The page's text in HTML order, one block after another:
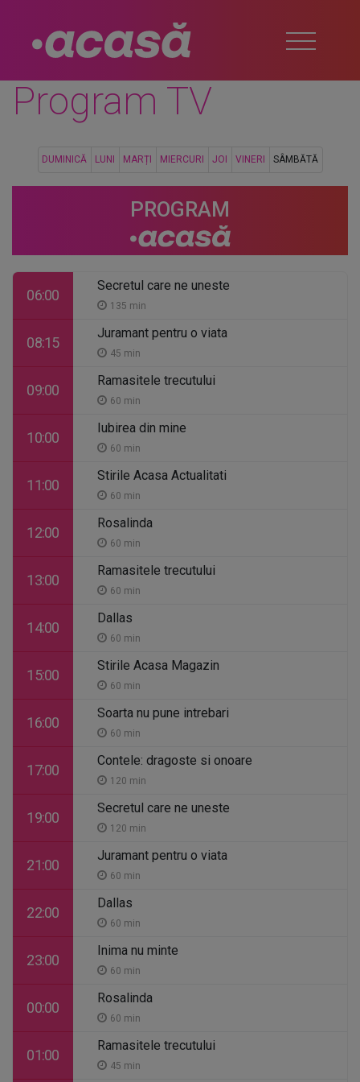
Program TV
DUMINICĂ LUNI MARȚI MIERCURI JOI VINERI SÂMBĂTĂ
PROGRAM
06:00
Secretul care ne uneste
135 min
08:15
Juramant pentru o viata
45 min
09:00
Ramasitele trecutului
60 min
10:00
Iubirea din mine
60 min
11:00
Stirile Acasa Actualitati
60 min
12:00
Rosalinda
60 min
13:00
Ramasitele trecutului
60 min
14:00
Dallas
60 min
15:00
Stirile Acasa Magazin
60 min
16:00
Soarta nu pune intrebari
60 min
17:00
Contele: dragoste si onoare
120 min
19:00
Secretul care ne uneste
120 min
21:00
Juramant pentru o viata
60 min
22:00
Dallas
60 min
23:00
Inima nu minte
60 min
00:00
Rosalinda
60 min
01:00
Ramasitele trecutului
45 min